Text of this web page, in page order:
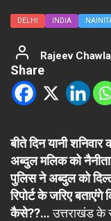
DELHI INDIA
Rajeev Chawla
Share
बीते दिन यानी शनिवार
अब्दुल मलिक को
पुलिस ने अब्दुल को
रिपोर्ट के जरिए
कैसे??…उत्तराखंड के